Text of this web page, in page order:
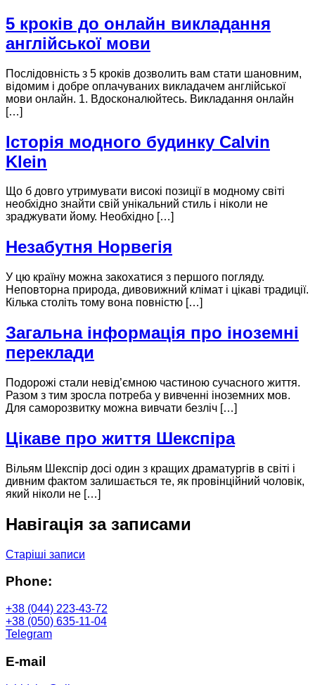
5 кроків до онлайн викладання
англійської мови
Послідовність з 5 кроків дозволить вам стати шановним,
відомим і добре оплачуваних викладачем англійської
мови онлайн. 1. Вдосконалюйтесь. Викладання онлайн
[…]
Історія модного будинку Calvin
Klein
Що б довго утримувати високі позиції в модному світі
необхідно знайти свій унікальний стиль і ніколи не
зраджувати йому. Необхідно […]
Незабутня Норвегія
У цю країну можна закохатися з першого погляду.
Неповторна природа, дивовижний клімат і цікаві традиції.
Кілька століть тому вона повністю […]
Загальна інформація про іноземні
переклади
Подорожі стали невід’ємною частиною сучасного життя.
Разом з тим зросла потреба у вивченні іноземних мов.
Для саморозвитку можна вивчати безліч […]
Цікаве про життя Шекспіра
Вільям Шекспір ​​досі один з кращих драматургів в світі і
дивним фактом залишається те, як провінційний чоловік,
який ніколи не […]
Навігація за записами
Старіші записи
Phone:
+38 (044) 223-43-72
+38 (050) 635-11-04
Telegram
E-mail